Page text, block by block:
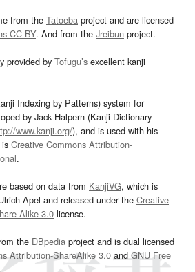
from the Tatoeba project and are licensed
CC-BY. And from the Jreibun project.
provided by Tofugu’s excellent kanji
Indexing by Patterns) system for
by Jack Halpern (Kanji Dictionary
www.kanji.org/), and is used with his
Creative Commons Attribution-
.
based on data from KanjiVG, which is
Apel and released under the Creative
Alike 3.0 license.
the DBpedia project and is dual licensed
Attribution-ShareAlike 3.0and GNU Free
.